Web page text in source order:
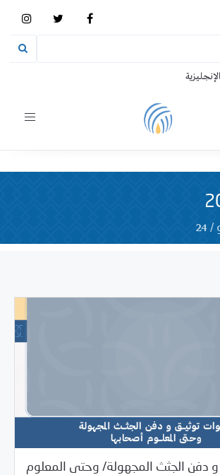
الإنجليزية
Toggle
/
24
دفن الجثث المجهولة/ وحتى المعلوم
07/24/ مرصد الانتهاكات